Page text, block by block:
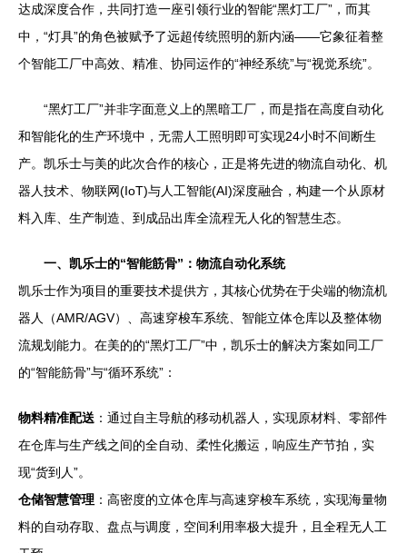
达成深度合作，共同打造一座引领行业的智能“黑灯工厂”，而其
中，“灯具”的角色被赋予了远超传统照明的新内涵——它象征着整
个智能工厂中高效、精准、协同运作的“神经系统”与“视觉系统”。
“黑灯工厂”并非字面意义上的黑暗工厂，而是指在高度自动化
和智能化的生产环境中，无需人工照明即可实现24小时不间断生
产。凯乐士与美的此次合作的核心，正是将先进的物流自动化、机
器人技术、物联网(IoT)与人工智能(AI)深度融合，构建一个从原材
料入库、生产制造、到成品出库全流程无人化的智慧生态。
一、凯乐士的“智能筋骨”：物流自动化系统
凯乐士作为项目的重要技术提供方，其核心优势在于尖端的物流机
器人（AMR/AGV）、高速穿梭车系统、智能立体仓库以及整体物
流规划能力。在美的的“黑灯工厂”中，凯乐士的解决方案如同工厂
的“智能筋骨”与“循环系统”：
物料精准配送 ：通过自主导航的移动机器人，实现原材料、零部件
在仓库与生产线之间的全自动、柔性化搬运，响应生产节拍，实
现“货到人”。
仓储智慧管理 ：高密度的立体仓库与高速穿梭车系统，实现海量物
料的自动存取、盘点与调度，空间利用率极大提升，且全程无人工